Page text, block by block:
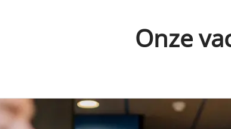
Onze